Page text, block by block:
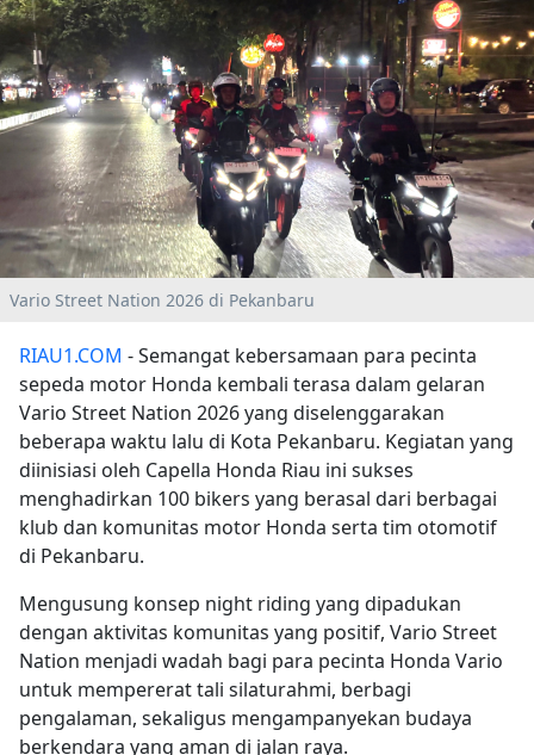
Vario Street Nation 2026 di Pekanbaru
RIAU1.COM - Semangat kebersamaan para pecinta
sepeda motor Honda kembali terasa dalam gelaran
Vario Street Nation 2026 yang diselenggarakan
beberapa waktu lalu di Kota Pekanbaru. Kegiatan yang
diinisiasi oleh Capella Honda Riau ini sukses
menghadirkan 100 bikers yang berasal dari berbagai
klub dan komunitas motor Honda serta tim otomotif
di Pekanbaru.
Mengusung konsep night riding yang dipadukan
dengan aktivitas komunitas yang positif, Vario Street
Nation menjadi wadah bagi para pecinta Honda Vario
untuk mempererat tali silaturahmi, berbagi
pengalaman, sekaligus mengampanyekan budaya
berkendara yang aman di jalan raya.